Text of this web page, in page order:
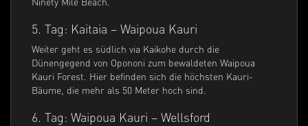
5. Tag: Kaitaia – Waipoua Kauri
Weiter geht es südlich via Kaikohe durch die
Dünengegend von Opononi zum bewaldeten Waipoua
Kauri Forest. Hier befinden sich die höchsten Kauri-
Bäume, die mehr als 50 Meter hoch sind.
6. Tag: Waipoua Kauri – Wellsford